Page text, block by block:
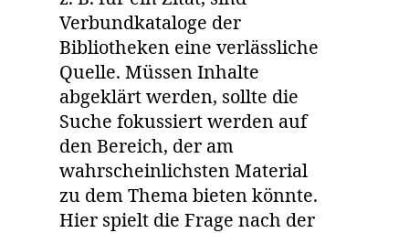
Verbundkataloge der
Bibliotheken eine verlässliche
Quelle. Müssen Inhalte
abgeklärt werden, sollte die
Suche fokussiert werden auf
den Bereich, der am
wahrscheinlichsten Material
zu dem Thema bieten könnte.
Hier spielt die Frage nach der